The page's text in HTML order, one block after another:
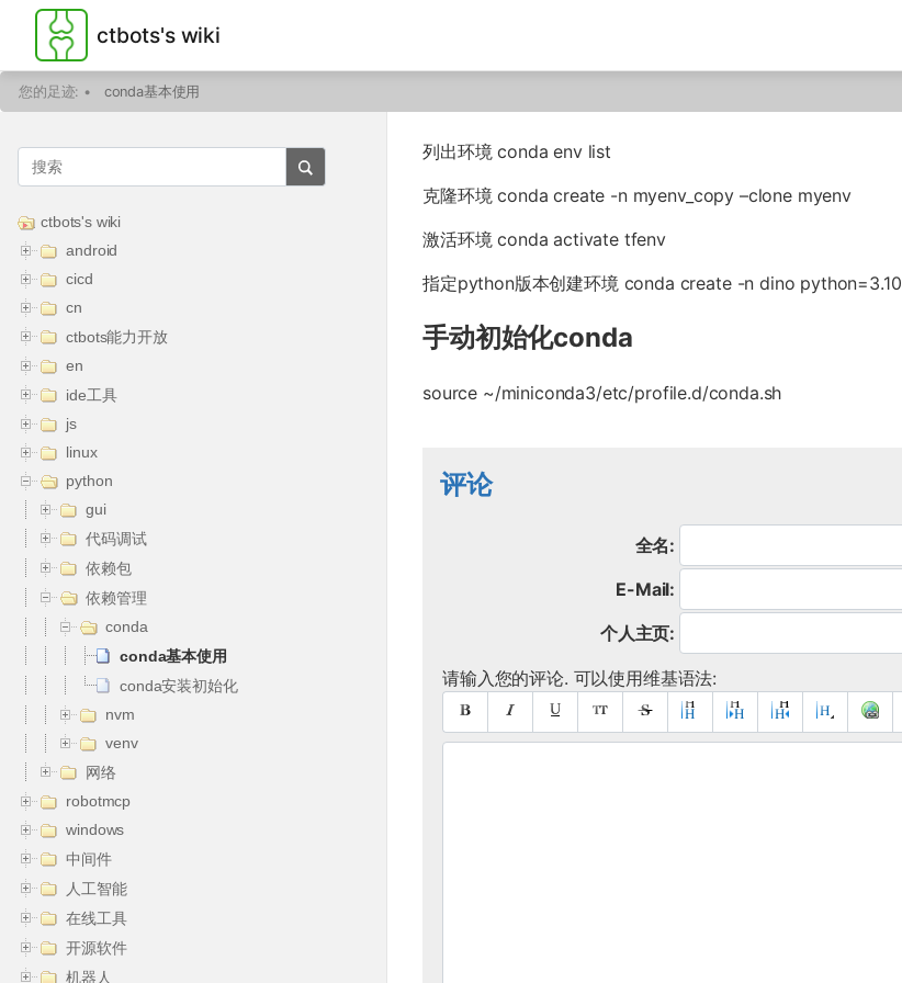
ctbots's wiki
您的足迹: • conda基本使用
ctbots's wiki
android
cicd
cn
ctbots能力开放
en
ide工具
js
linux
python
gui
代码调试
依赖包
依赖管理
conda
conda基本使用
conda安装初始化
nvm
venv
网络
robotmcp
windows
中间件
人工智能
在线工具
开源软件
机器人
列出环境 conda env list
克隆环境 conda create -n myenv_copy –clone myenv
激活环境 conda activate tfenv
指定python版本创建环境 conda create -n dino python=3.10
手动初始化conda
source ~/miniconda3/etc/profile.d/conda.sh
评论
全名:
E-Mail:
个人主页:
请输入您的评论. 可以使用维基语法: